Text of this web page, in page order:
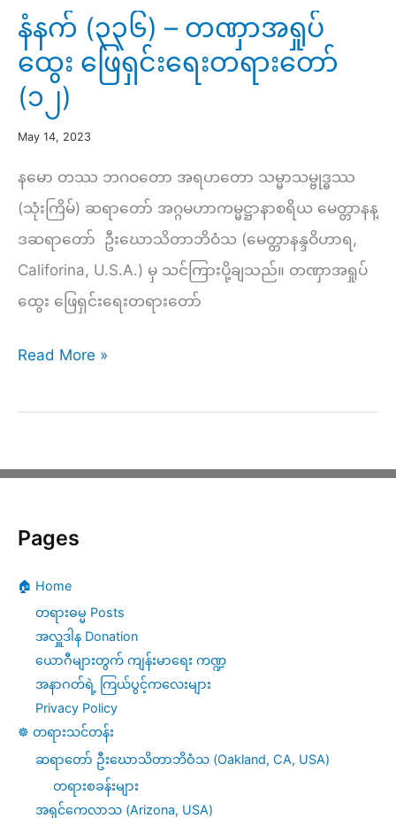
မာ
သင်တန်း
(၄၈)
–
ဝီထိ
(၁၂)
တ
နံနက် (၃၃၆) – တဏှာအရှုပ်
ထွေး ဖြေရှင်းရေးတရားတော်
(၁၂)
May 14, 2023
နမော တဿ ဘဂဝတော အရဟတော သမ္မာသမ္ဗုဒ္ဓဿ
(သုံးကြိမ်) ဆရာတော် အဂ္ဂမဟာကမ္မဋ္ဌာနာစရိယ မေတ္တာနန္
ဒဆရာတော် ဦးဃောသိတာဘိဝံသ (မေတ္တာနန္ဒဝိဟာရ,
Califorina, U.S.A.) မှ သင်ကြားပို့ချသည်။ တဏှာအရှုပ်
ထွေး ဖြေရှင်းရေးတရားတော်
နံနက်
–
အရှုပ်
ဖြေ
တရား
တော်
(၁၂)
Read More »
Pages
🏠 Home
တရားဓမ္မ Posts
အလှူဒါန Donation
ယောဂီများတွက် ကျန်းမာရေး ကဏ္ဍ
အနာဂတ်ရဲ့ ကြယ်ပွင့်ကလေးများ
Privacy Policy
☸️ တရားသင်တန်း
ဆရာတော် ဦးဃောသိတာဘိဝံသ (Oakland, CA, USA)
တရားစခန်းများ
အရှင်ကေလာသ (Arizona, USA)